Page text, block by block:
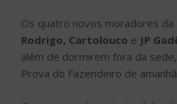
Os quatro novos moradores da
Rodrigo, Cartolouco e JP
além de dormirem fora da
Prova do Fazendeiro de